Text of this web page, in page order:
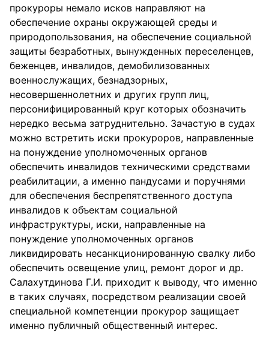
прокуроры немало исков направляют на
обеспечение охраны окружающей среды и
природопользования, на обеспечение социальной
защиты безработных, вынужденных переселенцев,
беженцев, инвалидов, демобилизованных
военнослужащих, безнадзорных,
несовершеннолетних и других групп лиц,
персонифицированный круг которых обозначить
нередко весьма затруднительно. Зачастую в судах
можно встретить иски прокуроров, направленные
на понуждение уполномоченных органов
обеспечить инвалидов техническими средствами
реабилитации, а именно пандусами и поручнями
для обеспечения беспрепятственного доступа
инвалидов к объектам социальной
инфраструктуры, иски, направленные на
понуждение уполномоченных органов
ликвидировать несанкционированную свалку либо
обеспечить освещение улиц, ремонт дорог и др.
Салахутдинова Г.И. приходит к выводу, что именно
в таких случаях, посредством реализации своей
специальной компетенции прокурор защищает
именно публичный общественный интерес.